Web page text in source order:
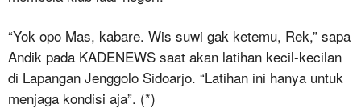
“Yok opo Mas, kabare. Wis suwi gak ketemu, Rek,” sapa
Andik pada KADENEWS saat akan latihan kecil-kecilan
di Lapangan Jenggolo Sidoarjo. “Latihan ini hanya untuk
menjaga kondisi aja”. (*)